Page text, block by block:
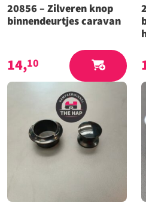
20856 – Zilveren knop
binnendeurtjes caravan
14,10